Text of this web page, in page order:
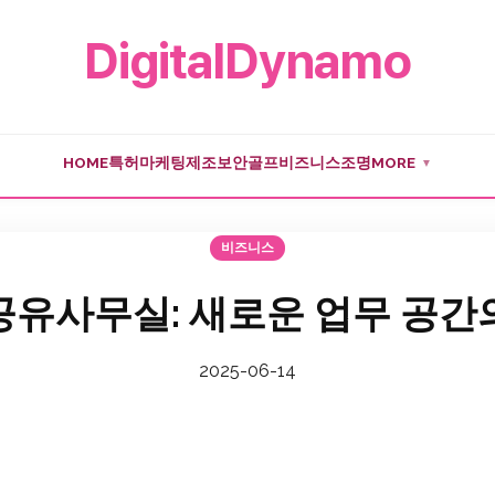
DigitalDynamo
HOME특허 마케팅제조보안골프비즈니스조명MORE ▼
비즈니스
유사무실: 새로운 업무 공간
2025-06-14